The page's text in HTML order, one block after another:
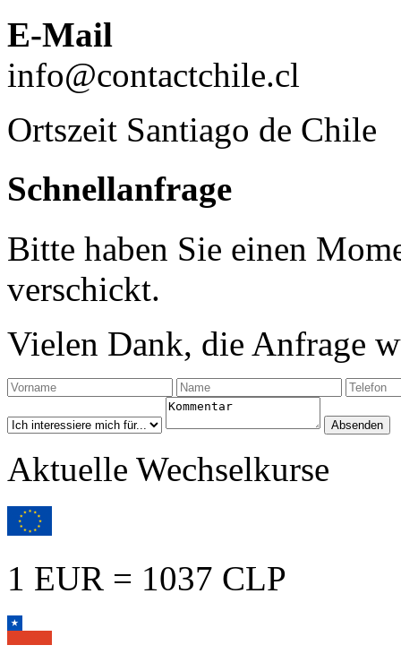
E-Mail
info@contactchile.cl
Ortszeit Santiago de Chile
Schnellanfrage
Bitte haben Sie einen
verschickt.
Vielen Dank, die Anfrage
Aktuelle Wechselkurse
1 EUR = 1037 CLP